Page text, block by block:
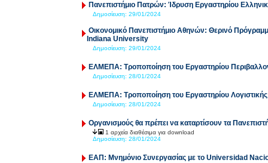
Πανεπιστήμιο Πατρών: Ίδρυση Εργαστηρίου
Δημοσίευση: 29/01/2024
Οικονομικό Πανεπιστήμιο Αθηνών: Θερινό
Indiana University
Δημοσίευση: 29/01/2024
ΕΛΜΕΠΑ: Τροποποίηση του Εργαστηρίου
Δημοσίευση: 28/01/2024
ΕΛΜΕΠΑ: Τροποποίηση του Εργαστηρίου Λογιστικής
Δημοσίευση: 28/01/2024
Οργανισμούς θα πρέπει να καταρτίσουν τα
1 αρχεία διαθέσιμα για download
Δημοσίευση: 28/01/2024
ΕΑΠ: Μνημόνιο Συνεργασίας με το Universidad